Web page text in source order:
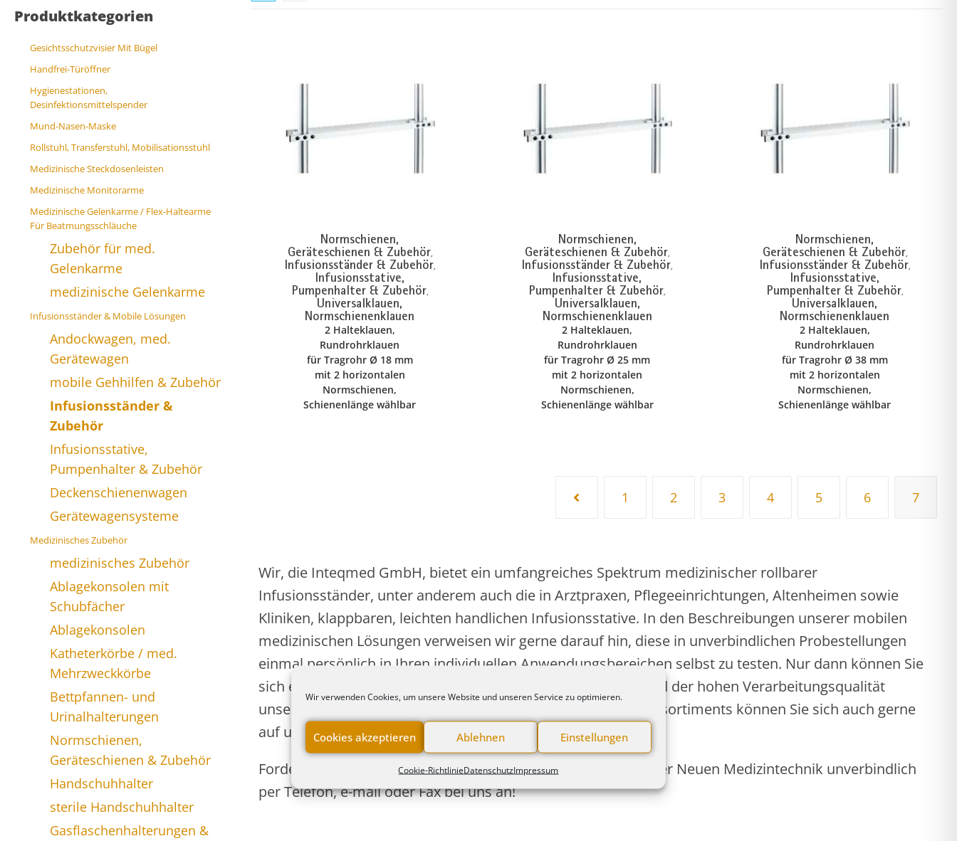
Wir verwenden Cookies, um unsere Website und unseren Service zu optimieren.
Cookies akzeptieren Ablehnen Einstellungen
Cookie-RichtlinieDatenschutzImpressum
Produktkategorien
Gesichtsschutzvisier Mit Bügel
Handfrei-Türöffner
Hygienestationen,
Desinfektionsmittelspender
Mund-Nasen-Maske
Rollstuhl, Transferstuhl, Mobilisationsstuhl
Medizinische Steckdosenleisten
Medizinische Monitorarme
Medizinische Gelenkarme / Flex-Haltearme
Für Beatmungsschläuche
Zubehör für med.
Gelenkarme
medizinische Gelenkarme
Infusionsständer & Mobile Lösungen
Andockwagen, med.
Gerätewagen
mobile Gehhilfen & Zubehör
Infusionsständer &
Zubehör
Infusionsstative,
Pumpenhalter & Zubehör
Deckenschienenwagen
Gerätewagensysteme
Medizinisches Zubehör
medizinisches Zubehör
Ablagekonsolen mit
Schubfächer
Ablagekonsolen
Katheterkörbe / med.
Mehrzweckkörbe
Bettpfannen- und
Urinalhalterungen
Normschienen,
Geräteschienen & Zubehör
Handschuhhalter
sterile Handschuhhalter
Gasflaschenhalterungen &
Normschienen,
Geräteschienen & Zubehör,
Infusionsständer & Zubehör,
Infusionsstative,
Pumpenhalter & Zubehör,
Universalklauen,
Normschienenklauen
2 Halteklauen,
Rundrohrklauen
für Tragrohr Ø 18 mm
mit 2 horizontalen
Normschienen,
Schienenlänge wählbar
Normschienen,
Geräteschienen & Zubehör,
Infusionsständer & Zubehör,
Infusionsstative,
Pumpenhalter & Zubehör,
Universalklauen,
Normschienenklauen
2 Halteklauen,
Rundrohrklauen
für Tragrohr Ø 25 mm
mit 2 horizontalen
Normschienen,
Schienenlänge wählbar
Normschienen,
Geräteschienen & Zubehör,
Infusionsständer & Zubehör,
Infusionsstative,
Pumpenhalter & Zubehör,
Universalklauen,
Normschienenklauen
2 Halteklauen,
Rundrohrklauen
für Tragrohr Ø 38 mm
mit 2 horizontalen
Normschienen,
Schienenlänge wählbar
1 2 3 4 5 6 7
Wir, die Inteqmed GmbH, bietet ein umfangreiches Spektrum medizinischer rollbarer
Infusionsständer, unter anderem auch die in Arztpraxen, Pflegeeinrichtungen, Altenheimen sowie
Kliniken, klappbaren, leichten handlichen Infusionsstative. In den Beschreibungen unserer mobilen
medizinischen Lösungen verweisen wir gerne darauf hin, diese in unverbindlichen Probestellungen
einmal persönlich in Ihren individuellen Anwendungsbereichen selbst zu testen. Nur dann können Sie
sich ein Gesamtbild unserer medizinischen Komponenten und der hohen Verarbeitungsqualität
unserer Produkte verschaffen. Einen Überblick unseres Stativsortiments können Sie sich auch gerne
auf unserer Homepagewww.inteqmed.de anschauen.
Fordern Sie gerne auch unseren Inteqmed- Zubehörkatalog der Neuen Medizintechnik unverbindlich
per Telefon, e-mail oder Fax bei uns an!